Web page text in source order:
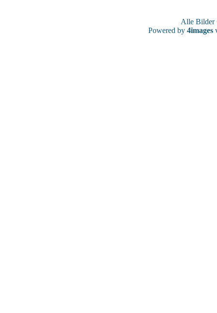
Alle
Powered by 4images